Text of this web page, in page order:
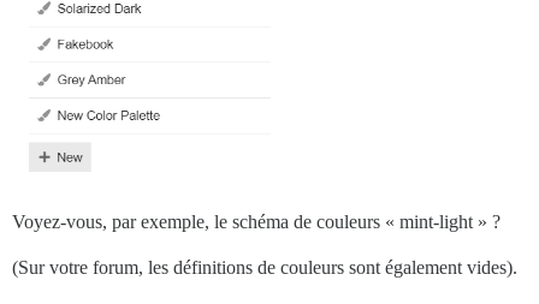
Voyez-vous, par exemple, le schéma de couleurs « mint-light » ?
(Sur votre forum, les définitions de couleurs sont également vides).